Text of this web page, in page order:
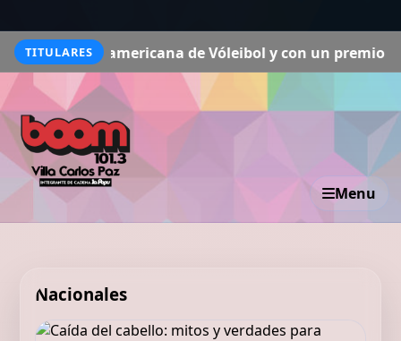
TITULARES de Vóleibol y con un premio que vale por
Menu
Nacionales